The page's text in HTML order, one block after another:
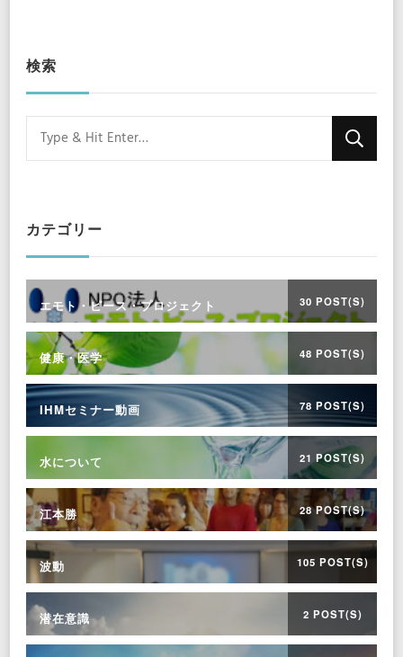
検索
Looking
for
カテゴリー
エモト・ピース・プロジェクト 30 POST(S)
健康・医学 48 POST(S)
IHMセミナー動画 78 POST(S)
水について 21 POST(S)
江本勝 28 POST(S)
波動 105 POST(S)
潜在意識 2 POST(S)